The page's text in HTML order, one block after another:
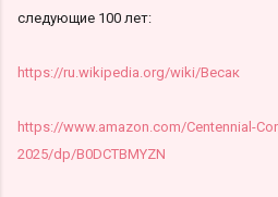
следующие 100 лет:
https://ru.wikipedia.org/wiki/Весак
https://www.amazon.com/Centennial-
2025/dp/B0DCTBMYZN